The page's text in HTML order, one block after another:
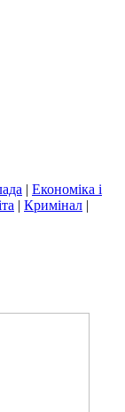
| Економіка і
| Кримінал |